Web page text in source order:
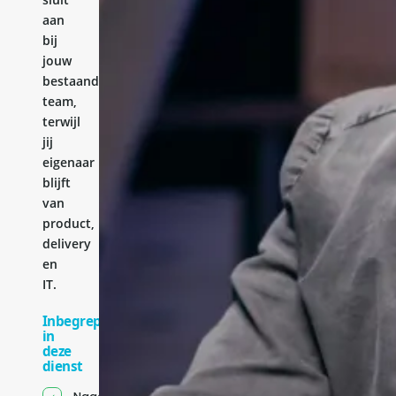
aan
bij
jouw
bestaande
team,
terwijl
jij
eigenaar
blijft
van
product,
delivery
en
IT.
Inbegrepen
in
deze
dienst